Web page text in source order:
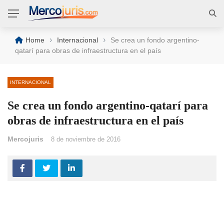
Home › Internacional ›
Se crea un fondo argentino-
qatarí para obras de infraestructura en el país
INTERNACIONAL
Se crea un fondo argentino-qatarí para
obras de infraestructura en el país
Mercojuris 8 de noviembre de 2016